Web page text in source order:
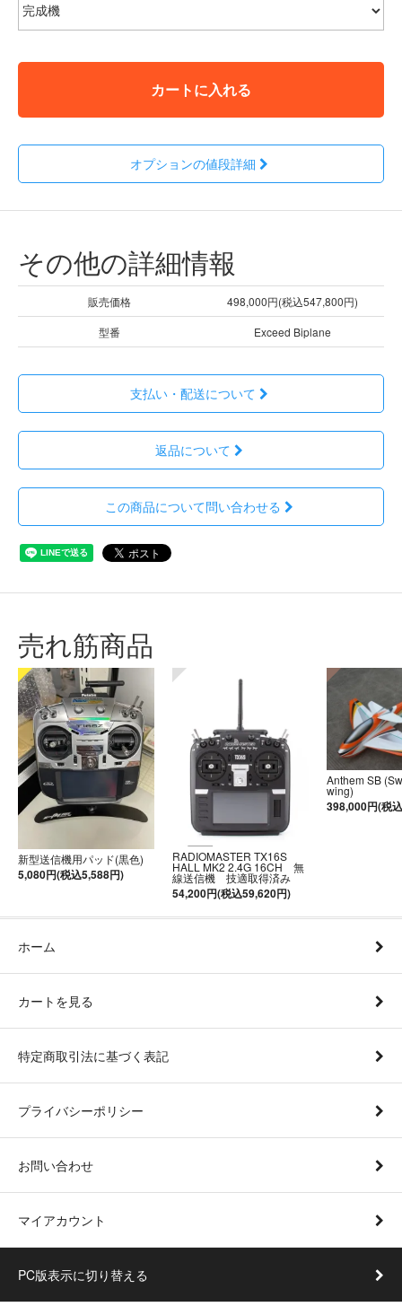
カートに入れる
オプションの値段詳細
その他の詳細情報
販売価格
498,000円(税込547,800円)
型番
Exceed Biplane
支払い・配送について
返品について
この商品について問い合わせる
売れ筋商品
新型送信機用パッド(黒色)
5,080円(税込5,588円)
RADIOMASTER TX16S
HALL MK2 2.4G 16CH 無
線送信機 技適取得済み
54,200円(税込59,620円)
Anthem SB
wing)
398,000円(税
ホーム
カートを見る
特定商取引法に基づく表記
プライバシーポリシー
お問い合わせ
マイアカウント
PC版表示に切り替える